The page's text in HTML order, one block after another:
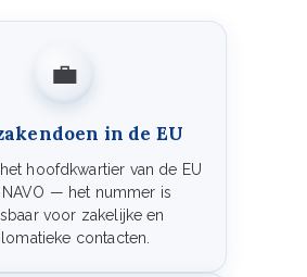
💼
in de EU
hoofdkwartier van de EU
— het nummer is
voor zakelijke en
contacten.